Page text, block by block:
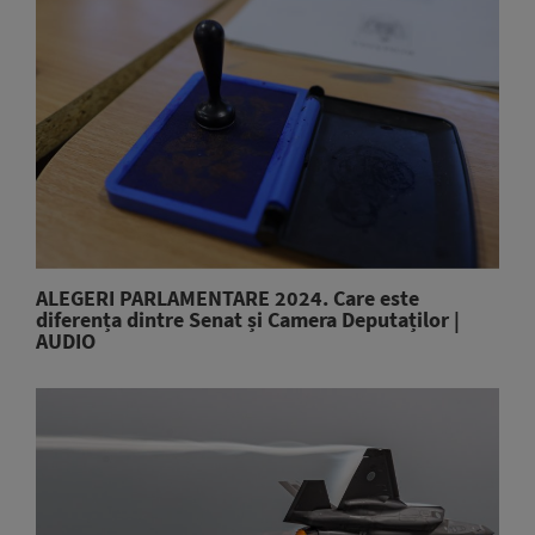
ALEGERI PARLAMENTARE 2024. Care este
diferența dintre Senat și Camera Deputaților |
AUDIO